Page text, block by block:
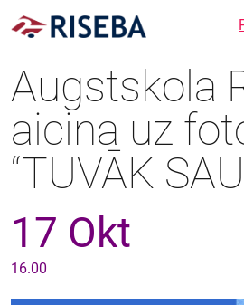
Augstskola
aicina uz
“TUVĀK
17 Okt
16.00